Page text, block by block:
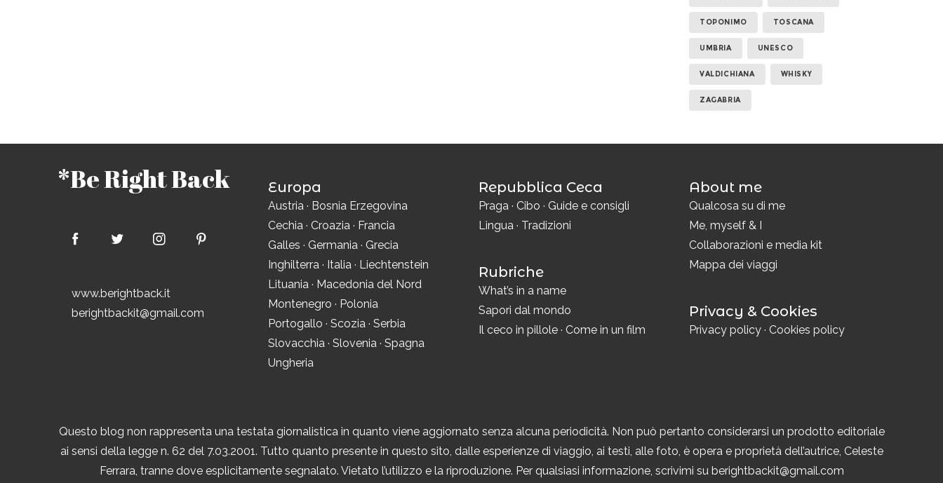
TOPONIMO TOSCANA
UMBRIA UNESCO
VALDICHIANA WHISKY
ZAGABRIA
*Be Right Back
www.berightback.it
berightbackit@gmail.com
Europa
Austria · Bosnia Erzegovina
Cechia · Croazia · Francia
Galles · Germania · Grecia
Inghilterra · Italia · Liechtenstein
Lituania · Macedonia del Nord
Montenegro · Polonia
Portogallo · Scozia · Serbia
Slovacchia · Slovenia · Spagna
Ungheria
Repubblica Ceca
Praga · Cibo · Guide e consigli
Lingua · Tradizioni
Rubriche
What’s in a name
Sapori dal mondo
Il ceco in pillole · Come in un film
About me
Qualcosa su di me
Me, myself & I
Collaborazioni e media kit
Mappa dei viaggi
Privacy & Cookies
Privacy policy · Cookies policy
Questo blog non rappresenta una testata giornalistica in quanto viene aggiornato senza alcuna periodicità. Non può pertanto considerarsi un prodotto editoriale
ai sensi della legge n. 62 del 7.03.2001. Tutto quanto presente in questo sito, dalle esperienze di viaggio, ai testi, alle foto, è opera e proprietà dell’autrice, Celeste
Ferrara, tranne dove esplicitamente segnalato. Vietato l’utilizzo e la riproduzione. Per qualsiasi informazione, scrivimi su berightbackit@gmail.com